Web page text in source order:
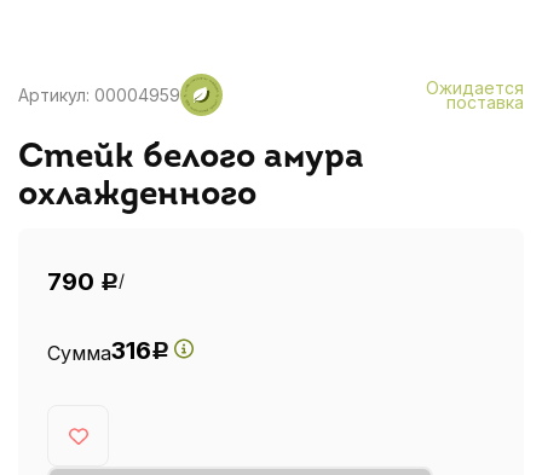
Артикул: 00004959 Ожидается
поставка
Стейк белого амура
охлажденного
790 Р/
Сумма316Р